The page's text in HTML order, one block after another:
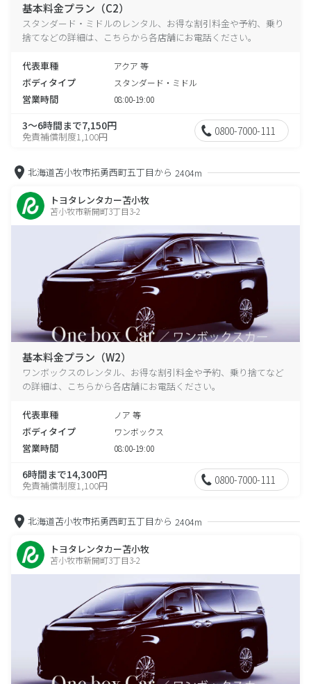
基本料金プラン（C2）
スタンダード・ミドルのレンタル、お得な割引料金や予約、乗り
捨てなどの詳細は、こちらから各店舗にお電話ください。
代表車種 アクア 等
ボディタイプ スタンダード・ミドル
営業時間 08:00-19:00
3～6時間まで7,150円
免責補償制度1,100円 0800-7000-111
北海道苫小牧市拓勇西町五丁目から 2404m
トヨタレンタカー苫小牧
苫小牧市新開町3丁目3-2
基本料金プラン（W2）
ワンボックスのレンタル、お得な割引料金や予約、乗り捨てなど
の詳細は、こちらから各店舗にお電話ください。
代表車種 ノア 等
ボディタイプ ワンボックス
営業時間 08:00-19:00
6時間まで14,300円
免責補償制度1,100円 0800-7000-111
北海道苫小牧市拓勇西町五丁目から 2404m
トヨタレンタカー苫小牧
苫小牧市新開町3丁目3-2